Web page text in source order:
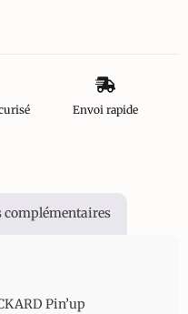
Envoi rapide
Pin’up